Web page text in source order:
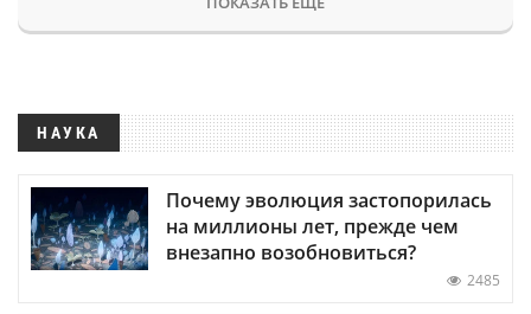
НАУКА
Почему эволюция застопорилась
на миллионы лет, прежде чем
внезапно возобновиться?
2485